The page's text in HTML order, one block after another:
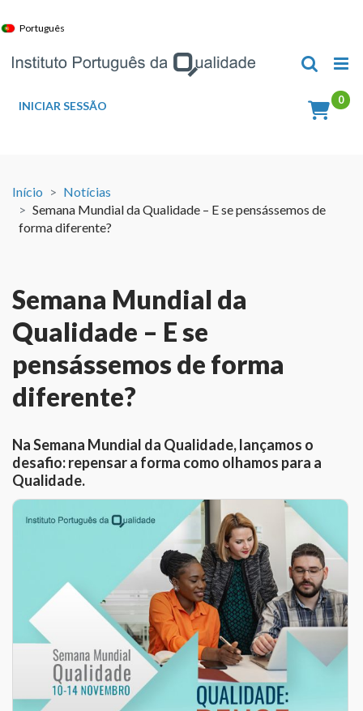
to
Português
INICIAR SESSÃO
Início
Notícias
Semana Mundial da Qualidade – E se pensássemos de
forma diferente?
Semana Mundial da
Qualidade – E se
pensássemos de forma
diferente?
Na Semana Mundial da Qualidade, lançamos o
desafio: repensar a forma como olhamos para a
Qualidade.